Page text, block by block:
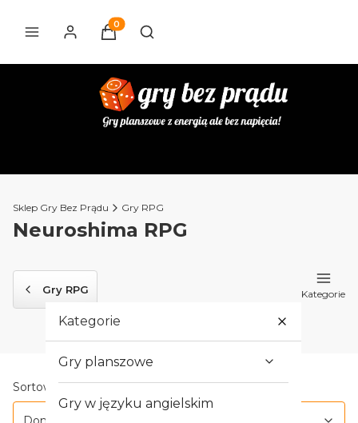
Produkty w koszyku: 0. Zobacz szczegóły
Otwórz wyszukiwarkę
Sklep Gry Bez Prądu Gry RPG
Neuroshima RPG
Gry RPG Kategorie
Kategorie
Gry planszowe
Gry w języku angielskim
Lista produktów
Sortowanie:Domyślne